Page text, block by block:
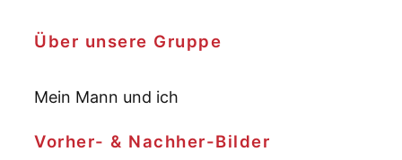
Über unsere Gruppe
Mein Mann und ich
Vorher- & Nachher-Bilder